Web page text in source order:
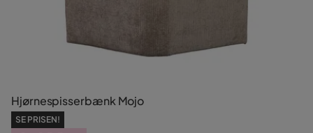
Hjørnespisserbænk Mojo
SE PRISEN!